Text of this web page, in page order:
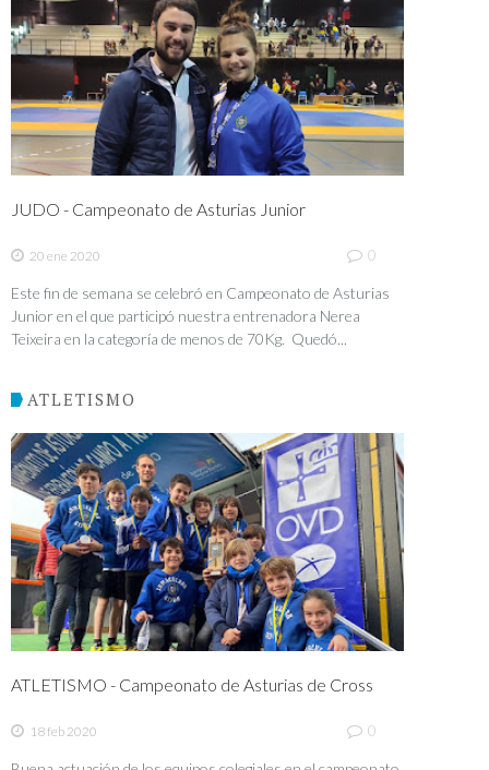
JUDO - Campeonato de Asturias Junior
20 ene 2020 0
Este fin de semana se celebró en Campeonato de Asturias
Junior en el que participó nuestra entrenadora Nerea
Teixeira en la categoría de menos de 70Kg. Quedó...
ATLETISMO
ATLETISMO - Campeonato de Asturias de Cross
18 feb 2020 0